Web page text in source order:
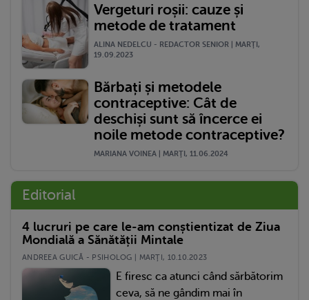
Vergeturi roșii: cauze și
metode de tratament
ALINA NEDELCU - REDACTOR SENIOR | MARŢI,
19.09.2023
Bărbați și metodele
contraceptive: Cât de
deschiși sunt să încerce ei
noile metode contraceptive?
MARIANA VOINEA | MARŢI, 11.06.2024
Editorial
4 lucruri pe care le-am conștientizat de Ziua
Mondială a Sănătății Mintale
ANDREEA GUICĂ - PSIHOLOG | MARŢI, 10.10.2023
E firesc ca atunci când sărbătorim
ceva, să ne gândim mai în